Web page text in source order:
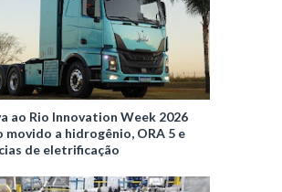
ao Rio Innovation Week 2026
movido a hidrogênio, ORA 5 e
de eletrificação